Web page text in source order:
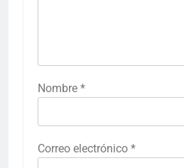
Nombre *
Correo electrónico *